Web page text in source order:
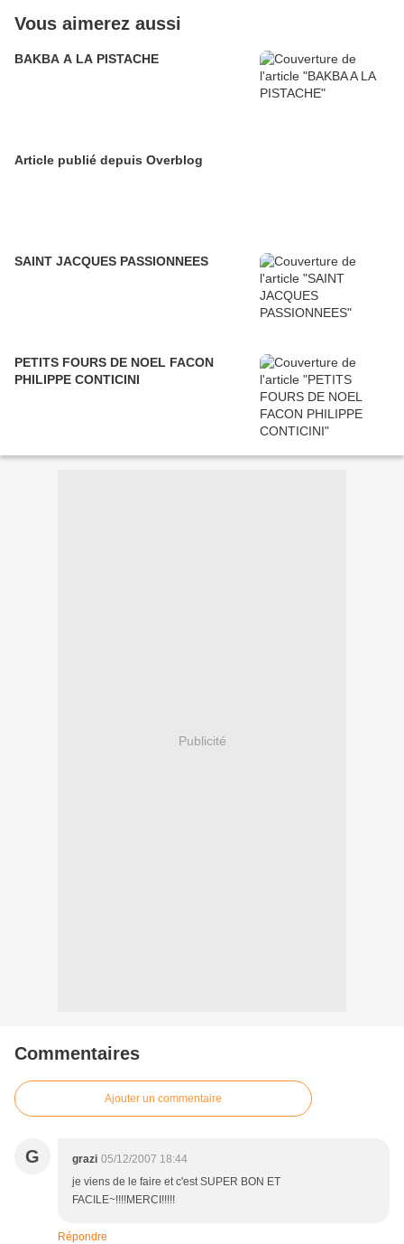
Vous aimerez aussi
BAKBA A LA PISTACHE
Article publié depuis Overblog
SAINT JACQUES PASSIONNEES
PETITS FOURS DE NOEL FACON
PHILIPPE CONTICINI
Publicité
Commentaires
Ajouter un commentaire
G grazi 05/12/2007 18:44
je viens de le faire et c'est SUPER BON ET
FACILE~!!!!MERCI!!!!!
Répondre